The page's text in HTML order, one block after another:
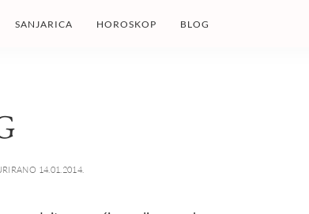
SANJARICA HOROSKOP BLOG
14.01.2014.